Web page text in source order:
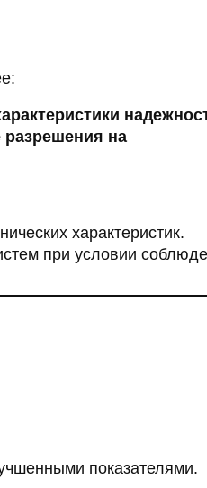
разрешения на
характеристик.
при условии
показателями.